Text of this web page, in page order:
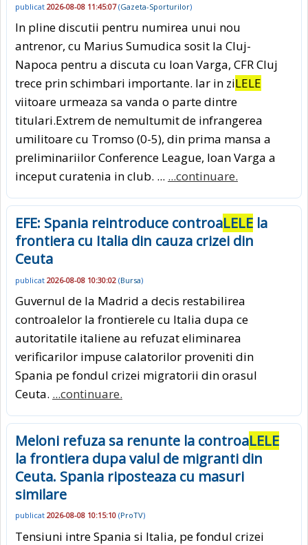
publicat 2026-08-08 11:45:07(Gazeta-Sporturilor)
In pline discutii pentru numirea unui nou
antrenor, cu Marius Sumudica sosit la Cluj-
Napoca pentru a discuta cu Ioan Varga, CFR Cluj
trece prin schimbari importante. Iar in ziLELE
viitoare urmeaza sa vanda o parte dintre
titulari.Extrem de nemultumit de infrangerea
umilitoare cu Tromso (0-5), din prima mansa a
preliminariilor Conference League, Ioan Varga a
inceput curatenia in club. ... ...continuare.
EFE: Spania reintroduce controaLELE la
frontiera cu Italia din cauza crizei din
Ceuta
publicat 2026-08-08 10:30:02 (Bursa)
Guvernul de la Madrid a decis restabilirea
controalelor la frontierele cu Italia dupa ce
autoritatile italiene au refuzat eliminarea
verificarilor impuse calatorilor proveniti din
Spania pe fondul crizei migratorii din orasul
Ceuta. ...continuare.
Meloni refuza sa renunte la controaLELE
la frontiera dupa valul de migranti din
Ceuta. Spania riposteaza cu masuri
similare
publicat 2026-08-08 10:15:10 (ProTV)
Tensiuni intre Spania si Italia, pe fondul crizei